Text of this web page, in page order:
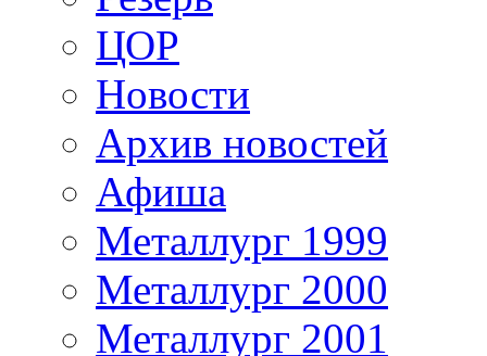
ЦОР
Новости
Архив новостей
Афиша
Металлург 1999
Металлург 2000
Металлург 2001